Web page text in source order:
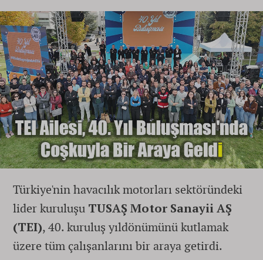
Türkiye'nin havacılık motorları sektöründeki
lider kuruluşu TUSAŞ Motor Sanayii AŞ
(TEI), 40. kuruluş yıldönümünü kutlamak
üzere tüm çalışanlarını bir araya getirdi.